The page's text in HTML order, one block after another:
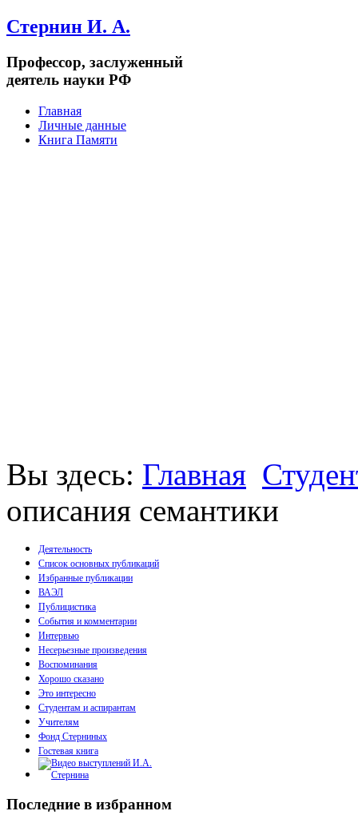
Стернин И. А.
Профессор, заслуженный
деятель науки РФ
Главная
Личные данные
Книга Памяти
Вы здесь: Главная
описания семантики
Деятельность
Список основных публикаций
Монографии
Брошюры
Статьи
Избранные публикации
ВАЭЛ
Публицистика
События и комментарии
Интервью
Несерьезные произведения
Воспоминания
Хорошо сказано
Это интересно
Студентам и аспирантам
Учителям
Фонд Стерниных
Гостевая книга
Последние в избранном